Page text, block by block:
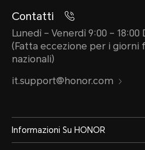
Contatti
Lunedì – Venerdì 9:00 –
(Fatta eccezione per i
nazionali)
it.support@honor.com
Informazioni Su HONOR